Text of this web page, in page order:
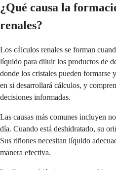
¿Qué causa la
renales?
Los cálculos renales se forman
líquido para diluir los productos de
donde los cristales pueden formarse
en si desarrollará cálculos, y
decisiones informadas.
Las causas más comunes incluyen
día. Cuando está deshidratado, su
Sus riñones necesitan líquido
manera efectiva.